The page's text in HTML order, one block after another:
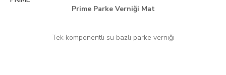
Prime Parke Verniği Mat
Tek komponentli su bazlı parke verniği